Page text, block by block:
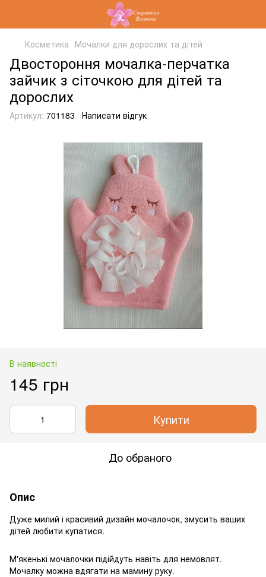
Косметика Мочалки для дорослих та дітей
Двостороння мочалка-перчатка
зайчик з сіточкою для дітей та
дорослих
Артикул: 701183 Написати відгук
В наявності
145 грн
Купити
До обраного
Опис
Дуже милий і красивий дизайн мочалочок, змусить ваших
дітей любити купатися.
М'якенькі мочалочки підійдуть навіть для немовлят.
Мочалку можна вдягати на мамину руку.